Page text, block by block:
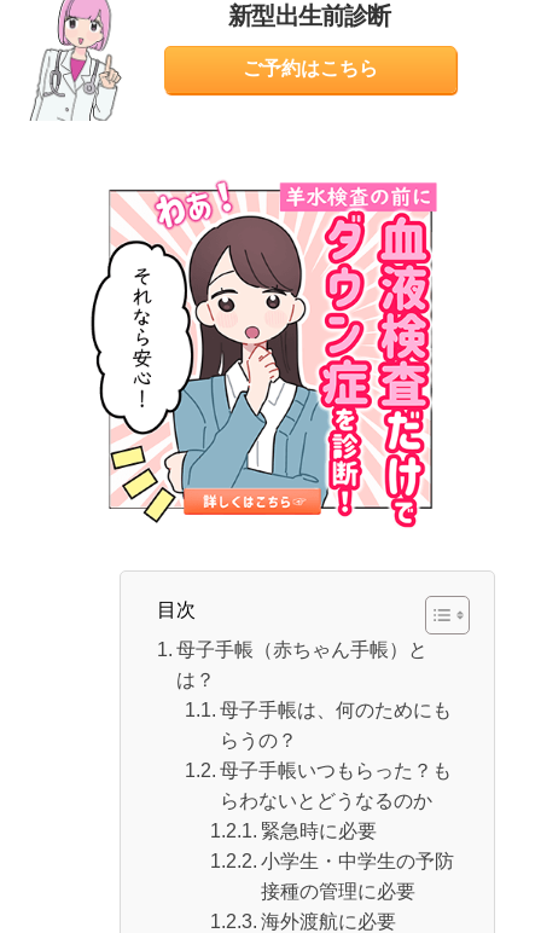
新型出生前診断
ご予約はこちら
目次
母子手帳（赤ちゃん手帳）と
は？
母子手帳は、何のためにも
らうの？
母子手帳いつもらった？も
らわないとどうなるのか
緊急時に必要
小学生・中学生の予防
接種の管理に必要
海外渡航に必要